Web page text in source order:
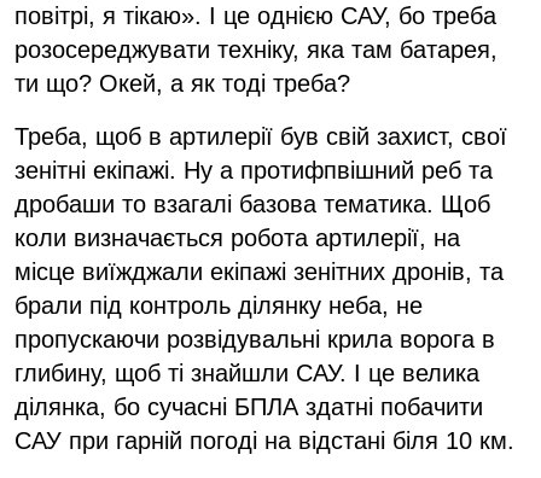
повітрі, я тікаю». І це однією САУ, бо треба
розосереджувати техніку, яка там батарея,
ти що? Окей, а як тоді треба?
Треба, щоб в артилерії був свій захист, свої
зенітні екіпажі. Ну а протифпвішний реб та
дробаши то взагалі базова тематика. Щоб
коли визначається робота артилерії, на
місце виїжджали екіпажі зенітних дронів, та
брали під контроль ділянку неба, не
пропускаючи розвідувальні крила ворога в
глибину, щоб ті знайшли САУ. І це велика
ділянка, бо сучасні БПЛА здатні побачити
САУ при гарній погоді на відстані біля 10 км.